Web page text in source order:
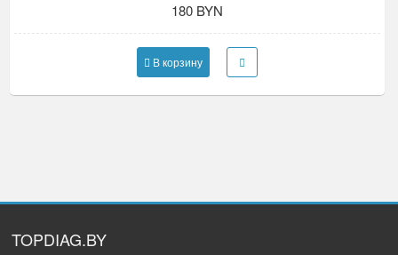
180 BYN
В корзину
TOPDIAG.BY